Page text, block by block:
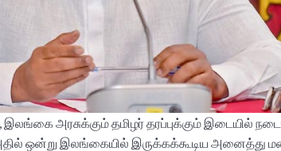
அரசுக்கும் தமிழர் தரப்புக்கும் இடையில்
ஒன்று இலங்கையில் இருக்கக்கூடிய அனைத்து